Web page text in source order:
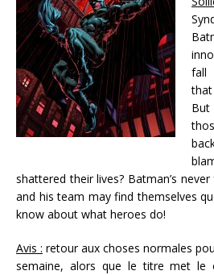
fall
that
shattered their lives? Batman’s
and his team may find themselves
know about what heroes do!
Avis : retour aux choses normales
semaine, alors que le titre met le